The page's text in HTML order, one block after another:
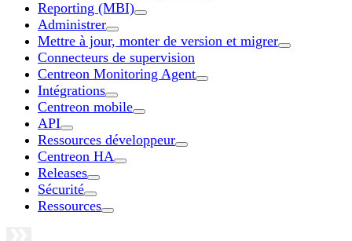
Reporting (MBI)
Administrer
Mettre à jour, monter de version et migrer
Connecteurs de supervision
Centreon Monitoring Agent
Intégrations
Centreon mobile
API
Ressources développeur
Centreon HA
Releases
Sécurité
Ressources